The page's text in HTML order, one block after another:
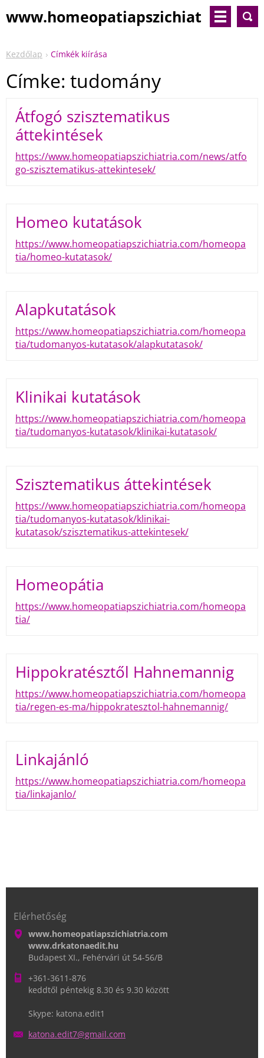
www.homeopatiapszichiat
Kezdőlap Címkék kiírása
Címke: tudomány
Átfogó szisztematikus
áttekintések
https://www.homeopatiapszichiatria.com/news/atfo
go-szisztematikus-attekintesek/
Homeo kutatások
https://www.homeopatiapszichiatria.com/homeopa
tia/homeo-kutatasok/
Alapkutatások
https://www.homeopatiapszichiatria.com/homeopa
tia/tudomanyos-kutatasok/alapkutatasok/
Klinikai kutatások
https://www.homeopatiapszichiatria.com/homeopa
tia/tudomanyos-kutatasok/klinikai-kutatasok/
Szisztematikus áttekintések
https://www.homeopatiapszichiatria.com/homeopa
tia/tudomanyos-kutatasok/klinikai-
kutatasok/szisztematikus-attekintesek/
Homeopátia
https://www.homeopatiapszichiatria.com/homeopa
tia/
Hippokratésztől Hahnemannig
https://www.homeopatiapszichiatria.com/homeopa
tia/regen-es-ma/hippokratesztol-hahnemannig/
Linkajánló
https://www.homeopatiapszichiatria.com/homeopa
tia/linkajanlo/
Elérhetőség
www.homeopatiapszichiatria.com
www.drkatonaedit.hu
Budapest XI., Fehérvári út 54-56/B
+361-3611-876
keddtől péntekig 8.30 és 9.30 között
Skype: katona.edit1
katona.edit7@gmail.com